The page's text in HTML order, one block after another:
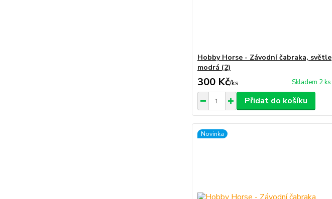
Hobby Horse - Závodní čabraka, světle
modrá (2)
300 Kč/ks Skladem 2 ks
Přidat do košíku
Novinka